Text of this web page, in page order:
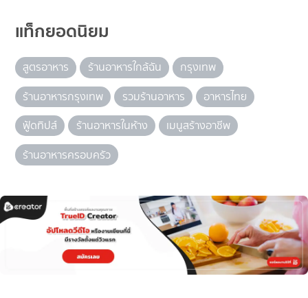
แท็กยอดนิยม
สูตรอาหาร ร้านอาหารใกล้ฉัน
กรุงเทพ
ร้านอาหารกรุงเทพ
รวมร้านอาหาร
อาหารไทย
ฟู้ดทิปส์
ร้านอาหารในห้าง
เมนูสร้างอาชีพ
ร้านอาหารครอบครัว